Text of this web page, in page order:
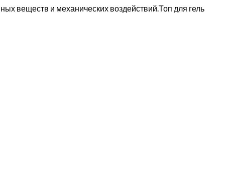
веществ и механических воздействий.Топ для гель